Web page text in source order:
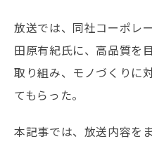
放送では、同社コーポレ
田原有紀氏に、高品質を
取り組み、モノづくりに
てもらった。
本記事では、放送内容を